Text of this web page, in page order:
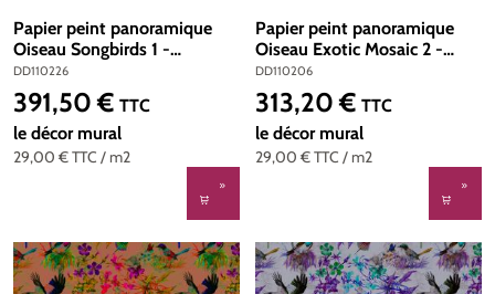
Papier peint panoramique
Oiseau Songbirds 1 -
Référence DD110226 - Intissé
200g/m2 - Standard 500 x
270
DD110226
29,00 €TTC / m2
Prix régulier :
391,50 € TTC
le décor mural
Papier peint panoramique
Oiseau Exotic Mosaic 2 -
Référence DD110206 -
Intissé 200g/m2 - Standard
400 x 270
DD110206
29,00 €TTC / m2
Prix régulier :
313,20 € TTC
le décor mural